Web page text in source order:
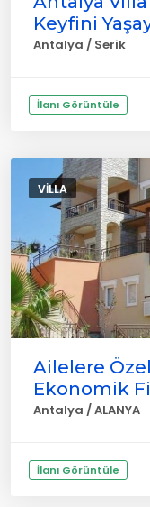
Keyfini
Antalya / Serik
İlanı Görüntüle
VILLA
Ailelere
Ekonomik
Antalya / ALANYA
İlanı Görüntüle